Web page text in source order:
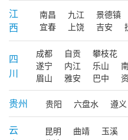
江
西
南昌 九江 景德镇
宜春
上饶 吉安
四
川
成都 自贡 攀枝花
遂宁
内江 乐山
眉山
雅安 巴中
贵州 贵阳 六盘水 遵义
云
昆明 曲靖 玉溪